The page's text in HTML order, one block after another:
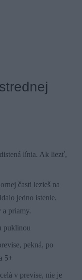
línia. Ak liezť,
časti lezieš na
jedno istenie,
priamy.
puklinou
pekná, po
5+
v previse, nie je